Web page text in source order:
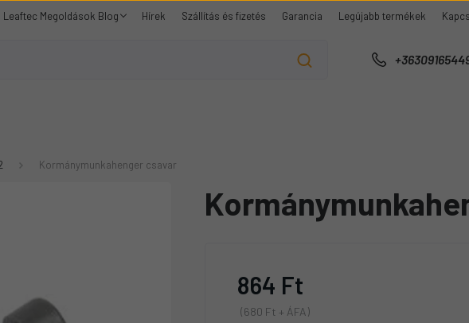
Leaftec Megoldások Blog Hírek Szállítás és fizetés Garancia Legújabb termékek
Kormánymunkahenger csavar
864 Ft
(680 Ft + ÁFA)